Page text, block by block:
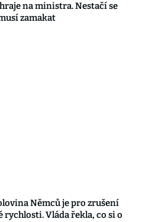
na ministra. Nestačí se
zamakat
Němců je pro zrušení
rychlosti. Vláda řekla, co si o